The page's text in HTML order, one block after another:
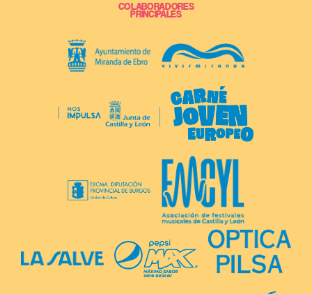
COLABORADORES
PRINCIPALES